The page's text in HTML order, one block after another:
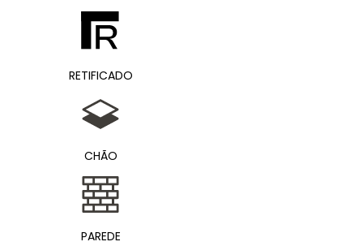
RETIFICADO
CHÃO
PAREDE